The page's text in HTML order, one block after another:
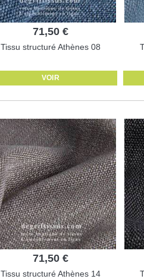
71,50 €
Tissu structuré Athènes 08
VOIR
71,50 €
Tissu structuré Athènes 14